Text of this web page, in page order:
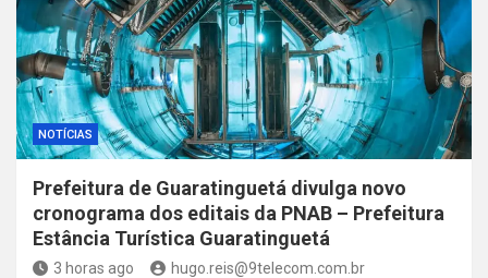
NOTÍCIAS
Prefeitura de Guaratinguetá divulga novo
cronograma dos editais da PNAB – Prefeitura
Estância Turística Guaratinguetá
3 horas ago
hugo.reis@9telecom.com.br